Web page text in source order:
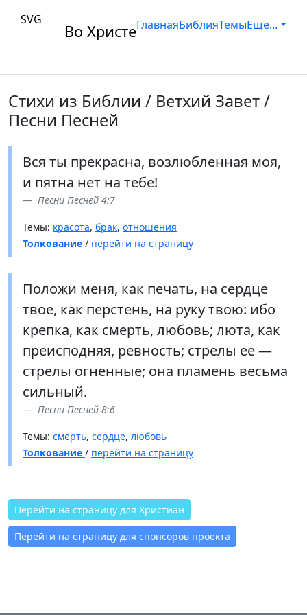
SVG
Во ХристеГлавнаяБиблияТемыЕще...
Стихи из Библии / Ветхий Завет /
Песни Песней
Вся ты прекрасна, возлюбленная моя,
и пятна нет на тебе!
Песни Песней 4:7
Темы: красота, брак, отношения
Толкование / перейти на страницу
Положи меня, как печать, на сердце
твое, как перстень, на руку твою: ибо
крепка, как смерть, любовь; люта, как
преисподняя, ревность; стрелы ее —
стрелы огненные; она пламень весьма
сильный.
Песни Песней 8:6
Темы: смерть, сердце, любовь
Толкование / перейти на страницу
Перейти на страницу для Христиан
Перейти на страницу для спонсоров проекта